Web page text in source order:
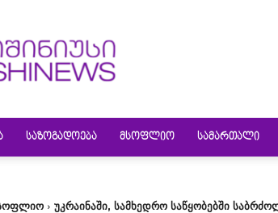
ᲡᲐᲖᲝᲒᲐᲓᲝᲔᲑᲐ ᲛᲡᲝᲤᲚᲘᲝ ᲡᲐᲛᲐᲠᲗᲐᲚᲘ
უკრაინაში, სამხედრო საწყობებში